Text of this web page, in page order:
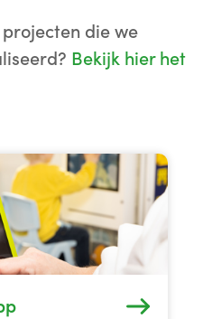
die we
Bekijk hier het